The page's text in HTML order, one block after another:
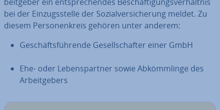
bei der Ein­zugs­stel­le der So­zi­al­ver­si­che­rung meldet. Zu
diesem Per­so­nen­kreis gehören unter anderem:
Ge­schäfts­füh­ren­de Ge­sell­schaf­ter einer GmbH
Ehe- oder Le­bens­part­ner sowie Ab­kömm­lin­ge des
Ar­beit­ge­bers